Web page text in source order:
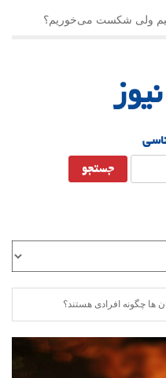
ولی شکست می‌خوریم؟
چگونه افرادی هستند؟